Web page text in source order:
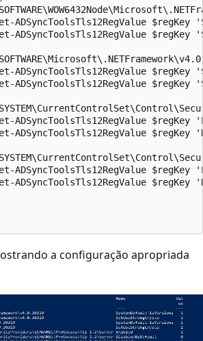
ADSyncToolsTls12RegValue
ADSyncToolsTls12RegValue $regKey
ADSyncToolsTls12RegValue
ADSyncToolsTls12RegValue $regKey
ADSyncToolsTls12RegValue $regKey
ADSyncToolsTls12RegValue
ADSyncToolsTls12RegValue $regKey
ADSyncToolsTls12RegValue
a configuração apropriada